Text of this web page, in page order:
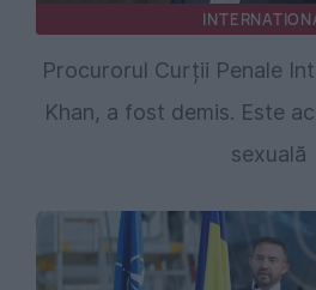
Procurorul Curții Penale
Khan, a fost demis. Este
sexuală